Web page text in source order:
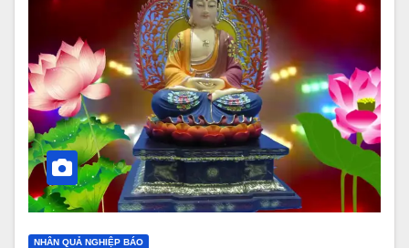
NHÂN QUẢ NGHIỆP BÁO